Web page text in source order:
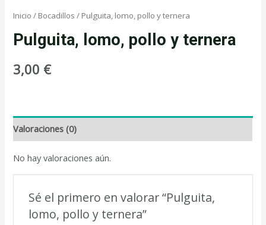
Inicio / Bocadillos / Pulguita, lomo, pollo y ternera
Pulguita, lomo, pollo y ternera
3,00 €
Valoraciones (0)
No hay valoraciones aún.
Sé el primero en valorar “Pulguita,
lomo, pollo y ternera”